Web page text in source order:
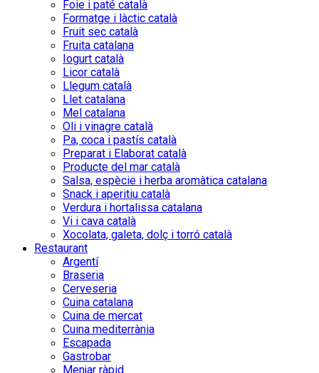
Foie i paté català
Formatge i làctic català
Fruit sec català
Fruita catalana
Iogurt català
Licor català
Llegum català
Llet catalana
Mel catalana
Oli i vinagre català
Pa, coca i pastís català
Preparat i Elaborat català
Producte del mar català
Salsa, espècie i herba aromàtica catalana
Snack i aperitiu català
Verdura i hortalissa catalana
Vi i cava català
Xocolata, galeta, dolç i torró català
Restaurant
Argentí
Braseria
Cerveseria
Cuina catalana
Cuina de mercat
Cuina mediterrània
Escapada
Gastrobar
Menjar ràpid